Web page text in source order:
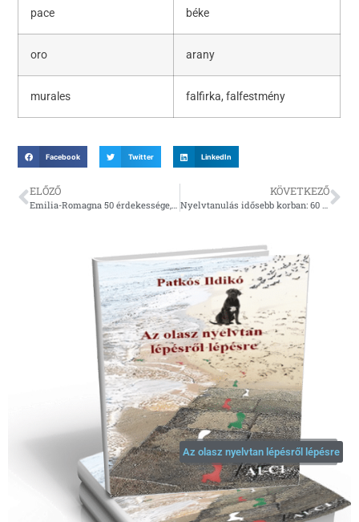
pace béke
oro arany
murales falfirka, falfestmény
Facebook Twitter LinkedIn
ELŐZŐ
Emilia-Romagna 50 érdekessége, 2. rész
KÖVETKEZŐ
Nyelvtanulás idősebb korban: 60 felett sem késő elkezdeni!
Az olasz nyelvtan lépésről lépésre